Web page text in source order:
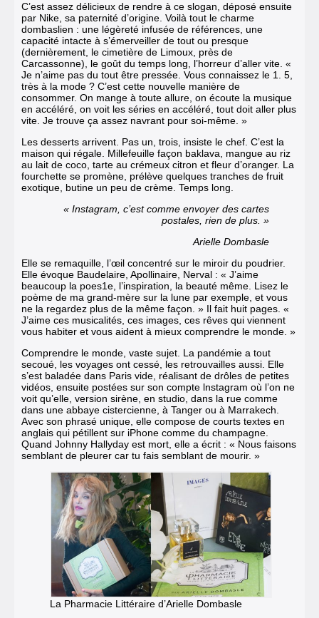
C’est assez délicieux de rendre à ce slogan, déposé ensuite
par Nike, sa pa­ternité d’origine. Voilà tout le charme
dombaslien : une légèreté infusée de références, une
capacité intacte à s’émerveil­ler de tout ou presque
(dernièrement, le cimetière de Limoux, près de
Carcassonne), le goût du temps long, l’horreur d’aller vite. «
Je n’aime pas du tout être pressée. Vous connaissez le 1. 5,
très à la mode ? C’est cette nouvelle manière de
consommer. On mange à toute allure, on écoute la musique
en accéléré, on voit les séries en accéléré, tout doit aller plus
vite. Je trouve ça assez navrant pour soi-même. »
Les desserts arrivent. Pas un, trois, in­siste le chef. C’est la
maison qui régale. Millefeuille façon baklava, mangue au riz
au lait de coco, tarte au crémeux citron et fleur d’oranger. La
fourchette se promène, prélève quelques tranches de fruit
exo­tique, butine un peu de crème. Temps long.
« Instagram, c’est comme envoyer des cartes
postales, rien de plus. »
Arielle Dombasle
Elle se remaquille, l’œil concentré sur le miroir du poudrier.
Elle évoque Baudelaire, Apollinaire, Nerval : « J’aime
beaucoup la poes1e, l’inspiration, la beauté même. Lisez le
poème de ma grand-mère sur la lune par exemple, et vous
ne la regardez plus de la même façon. » Il fait huit pages. «
J’aime ces musicalités, ces images, ces rêves qui viennent
vous habiter et vous aident à mieux comprendre le monde. »
Comprendre le monde, vaste sujet. La pandémie a tout
secoué, les voyages ont cessé, les retrouvailles aussi. Elle
s’est baladée dans Paris vide, réalisant de drôles de petites
vidéos, ensuite pos­tées sur son compte lnstagram où l’on ne
voit qu’elle, version sirène, en studio, dans la rue comme
dans une abbaye cis­tercienne, à Tanger ou à Marrakech.
Avec son phrasé unique, elle compose de courts textes en
anglais qui pétillent sur iPhone comme du champagne.
Quand Johnny Hallyday est mort, elle a écrit : « Nous faisons
semblant de pleurer car tu fais semblant de mourir. »
La Pharmacie Littéraire d’Arielle Dombasle